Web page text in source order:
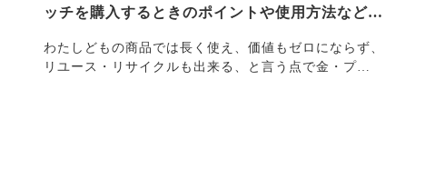
ッチを購入するときのポイントや使用方法など、
わたしどもの商品では長く使え、価値もゼロにならず、
リユース・リサイクルも出来る、と言う点で金・プ